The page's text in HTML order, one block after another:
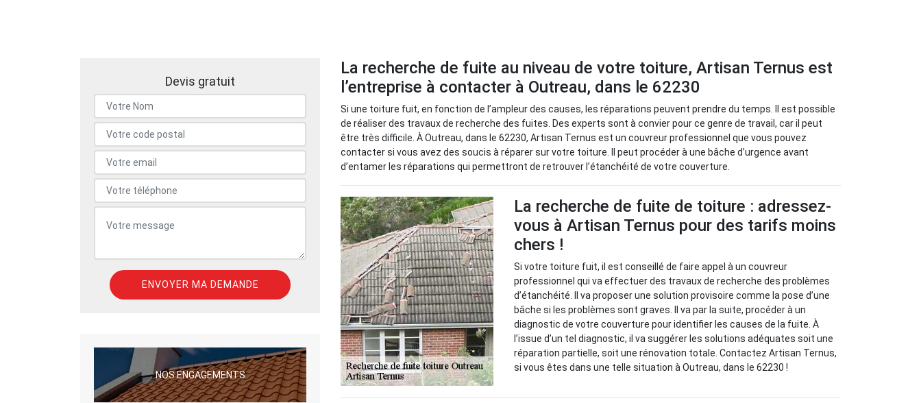
Devis gratuit
NOS ENGAGEMENTS
La recherche de fuite au niveau de votre toiture, Artisan Ternus est
l’entreprise à contacter à Outreau, dans le 62230
Si une toiture fuit, en fonction de l’ampleur des causes, les réparations peuvent prendre du temps. Il est possible
de réaliser des travaux de recherche des fuites. Des experts sont à convier pour ce genre de travail, car il peut
être très difficile. À Outreau, dans le 62230, Artisan Ternus est un couvreur professionnel que vous pouvez
contacter si vous avez des soucis à réparer sur votre toiture. Il peut procéder à une bâche d’urgence avant
d’entamer les réparations qui permettront de retrouver l’étanchéité de votre couverture.
La recherche de fuite de toiture : adressez-
vous à Artisan Ternus pour des tarifs moins
chers !
Si votre toiture fuit, il est conseillé de faire appel à un couvreur
professionnel qui va effectuer des travaux de recherche des problèmes
d’étanchéité. Il va proposer une solution provisoire comme la pose d’une
bâche si les problèmes sont graves. Il va par la suite, procéder à un
diagnostic de votre couverture pour identifier les causes de la fuite. À
l’issue d’un tel diagnostic, il va suggérer les solutions adéquates soit une
réparation partielle, soit une rénovation totale. Contactez Artisan Ternus,
si vous êtes dans une telle situation à Outreau, dans le 62230 !